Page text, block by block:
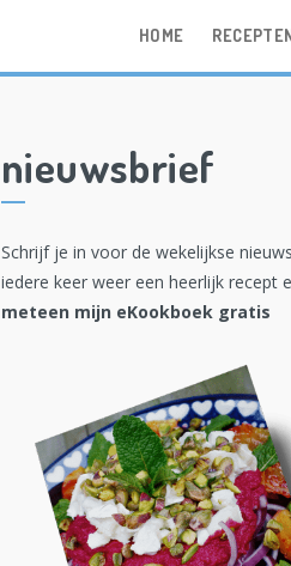
HOME
nieuwsbrief
Schrijf je in voor de wekelijkse
iedere keer weer een heerlijk recept
meteen mijn eKookboek gratis